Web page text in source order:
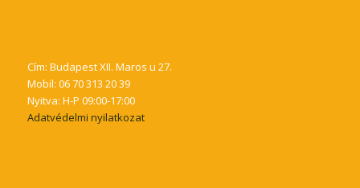
Cím: Budapest XII. Maros u 27.
Mobil: 06 70 313 20 39
Nyitva: H-P 09:00-17:00
Adatvédelmi nyilatkozat